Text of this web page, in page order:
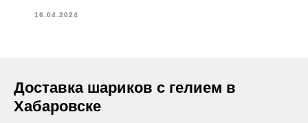
16.04.2024
Доставка шариков с гелием в
Хабаровске